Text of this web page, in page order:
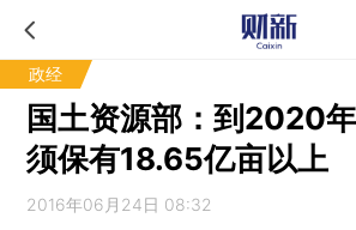
政经
国土资源部：到2020
须保有18.65亿亩以上
2016年06月24日 08:32